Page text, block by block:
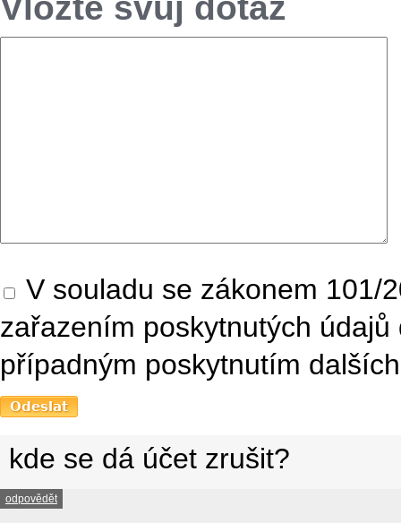
Vložte svůj dotaz
V souladu se zákonem 101/
zařazením poskytnutých
případným poskytnutím
kde se dá účet zrušit?
odpovědět